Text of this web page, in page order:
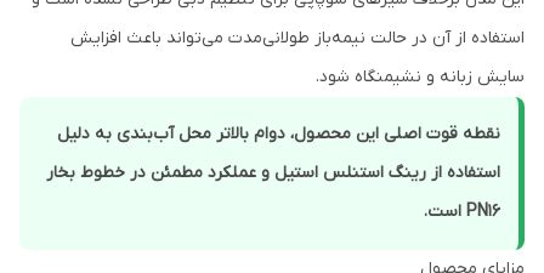
استفاده از آن در حالت نیمه‌باز طولانی‌مدت می‌تواند باعث افزایش
سایش زبانه و نشیمنگاه شود.
نقطه قوت اصلی این محصول، دوام بالاتر محل آب‌بندی به دلیل
استفاده از رینگ استنلس استیل و عملکرد مطمئن در خطوط بخار
PN16 است.
مزایای محصول